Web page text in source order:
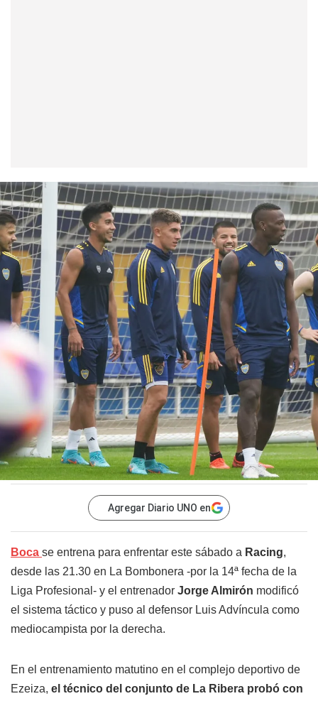
Agregar Diario UNO en
Boca se entrena para enfrentar este sábado a Racing,
desde las 21.30 en La Bombonera -por la 14ª fecha de la
Liga Profesional- y el entrenador Jorge Almirón modificó
el sistema táctico y puso al defensor Luis Advíncula como
mediocampista por la derecha.
En el entrenamiento matutino en el complejo deportivo de
Ezeiza, el técnico del conjunto de La Ribera probó con